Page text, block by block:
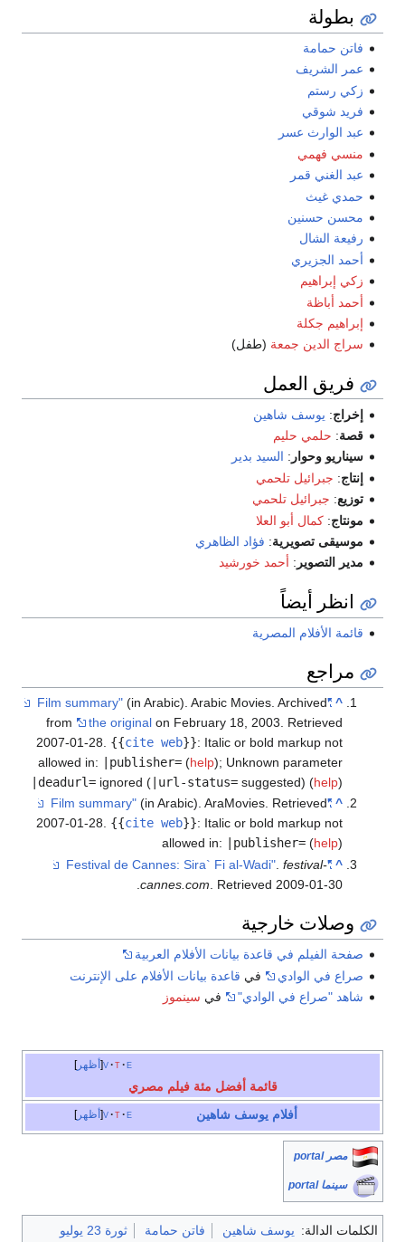
بطولة
فاتن حمامة
عمر الشريف
زكي رستم
فريد شوقي
عبد الوارث عسر
منسي فهمي
عبد الغني قمر
حمدي غيث
محسن حسنين
رفيعة الشال
أحمد الجزيري
زكي إبراهيم
أحمد أباظة
إبراهيم جكلة
سراج الدين جمعة (طفل)
فريق العمل
إخراج: يوسف شاهين
قصة: حلمي حليم
سيناريو وحوار : السيد بدير
إنتاج: جبرائيل تلحمي
توزيع: جبرائيل تلحمي
مونتاج:كمال أبو العلا
موسيقى تصويرية: فؤاد الظاهري
مدير التصوير : أحمد خورشيد
انظر أيضاً
قائمة الأفلام المصرية
مراجع
^
"Film summary"
(in Arabic). Arabic Movies. Archived
from
the original on February 18, 2003 . Retrieved
2007-01-28
{{cite web}}: Italic or bold markup not
allowed in:
|publisher= (help); Unknown parameter
|deadurl= ignored ( |url-status= suggested) (help)
^
"Film summary"
(in Arabic). AraMovies. Retrieved
2007-01-28. {{cite web}}: Italic or bold markup not
allowed in:
|publisher= (help)
^
"Festival de Cannes: Sira` Fi al-Wadi"
.festival-
cannes.com . Retrieved 2009-01-30
.
وصلات خارجية
صفحة الفيلم في قاعدة بيانات الأفلام العربية
صراع في الوادي
في قاعدة بيانات الأفلام على الإنترنت
شاهد "صراع في الوادي"
في سينموز
أظهر v t e
قائمة أفضل مئة فيلم مصري
أظهر v t e أفلام يوسف شاهين
مصر portal
سينما portal
الكلمات الدالة: يوسف شاهين فاتن حمامة
ثورة 23 يوليو